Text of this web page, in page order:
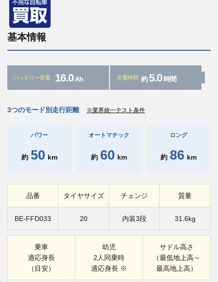
基本情報
バッテリー容量 16.0 Ah 充電時間 約 5.0 時間
3つのモード別走行距離 ※業界統一テスト条件
パワー
約 50 km
オートマチック
約 60 km
ロング
約 86 km
品番 タイヤサイズ チェンジ 質量
BE-FFD033 20 内装3段 31.6kg
乗車
適応身長
（目安）
幼児
2人同乗時
適応身長 ※
サドル高さ
（最低地上高～
最高地上高）